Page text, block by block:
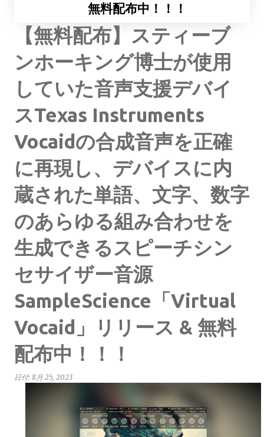
無料配布中！！！
【無料配布】スティーブ
ンホーキング博士が使用
していた音声支援デバイ
スTexas Instruments
Vocaidの合成音声を正確
に再現し、デバイスに内
蔵された単語、文字、数字
のあらゆる組み合わせを
生成できるスピーチシン
セサイザー音源
SampleScience「Virtual
Vocaid」リリース & 無料
配布中！！！
日付: 8月 25, 2023